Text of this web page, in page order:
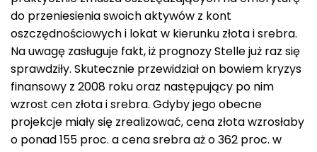
do przeniesienia swoich aktywów z kont
oszczędnościowych i lokat w kierunku złota i srebra.
Na uwagę zasługuje fakt, iż prognozy Stelle już raz się
sprawdziły. Skutecznie przewidział on bowiem kryzys
finansowy z 2008 roku oraz następujący po nim
wzrost cen złota i srebra. Gdyby jego obecne
projekcje miały się zrealizować, cena złota wzrosłaby
o ponad 155 proc. a cena srebra aż o 362 proc. w